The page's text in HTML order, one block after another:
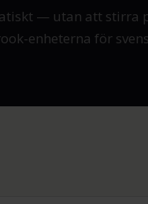
— utan att stirra
enheterna för